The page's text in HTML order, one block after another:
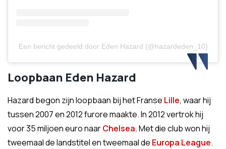
Een bericht gedeeld door Eden Hazard (@hazardeden_10)
Loopbaan Eden Hazard
Hazard begon zijn loopbaan bij het Franse Lille, waar hij
tussen 2007 en 2012 furore maakte. In 2012 vertrok hij
voor 35 miljoen euro naarChelsea. Met die club won hij
tweemaal de landstitel en tweemaal de Europa League.